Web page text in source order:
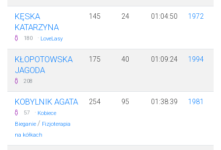
KĘSKA
KATARZYNA
180 · LoveLasy
145 24 01:04:50 1972
KŁOPOTOWSKA
JAGODA
208
175 40 01:09:24 1994
KOBYLNIK AGATA
57 · Kobiece
Bieganie / Fizjoterapia
na kółkach
254 95 01:38:39 1981